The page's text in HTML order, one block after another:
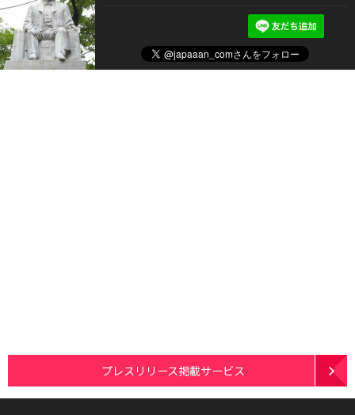
プレスリリース掲載サービス